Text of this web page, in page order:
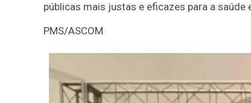
públicas mais justas e eficazes para a
PMS/ASCOM